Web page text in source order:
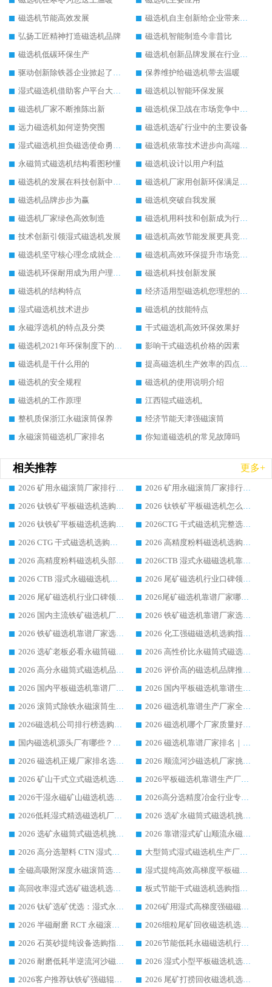
磁选机节能高效发展
磁选机自主创新给企业带来了阳光
弘扬工匠精神打造磁选机品牌
磁选机智能制造今非昔比
磁选机低碳环保生产
磁选机创新品牌发展在行业的顶端
驱动创新除铁器企业掀起了发展风暴
保养维护给磁选机带去温暖
湿式磁选机借助客户平台大放异彩
磁选机以智能环保发展
磁选机厂家不断推陈出新
磁选机保卫战在市场竞争中打响
远力磁选机如何逆势突围
磁选机选矿行业中的主要设备
湿式磁选机担负磁选使命勇往直前
磁选机依靠技术进步向高端转型
永磁筒式磁选机结构看图秒懂
磁选机设计以用户利益
磁选机的发展在科技创新中成为焦点
磁选机厂家用创新环保满足市发展
磁选机品牌步步为赢
磁选机突破自我发展
磁选机厂家绿色高效制造
磁选机用科技和创新成为行业中的顶梁柱
技术创新引领湿式磁选机发展
磁选机高效节能发展更具竞争力
磁选机坚守核心理念成就企业辉煌
磁选机高效环保提升市场竞争力
磁选机环保耐用成为用户理想选择
磁选机科技创新发展
磁选机的结构特点
经济适用型磁选机您理想的选择
湿式磁选机技术进步
磁选机的技能特点
永磁浮选机的特点及分类
干式磁选机高效环保效果好
磁选机2021年环保制度下的发展出路
影响干式磁选机价格的因素
磁选机是干什么用的
提高磁选机生产效率的四点方法
磁选机的安全规程
磁选机的使用说明介绍
磁选机的工作原理
江西辊式磁选机,
整机质保浙江永磁滚筒保养
经济节能天津强磁滚筒
永磁滚筒磁选机厂家排名
你知道磁选机的常见故障吗
相关推荐 更多+
2026 矿用永磁滚筒厂家排行榜选购干货指南 行业口碑标杆华体会手机网页版-华体会(中国) 实力出众
2026 矿用永磁滚筒厂家排行榜选购指南，行业口碑领域强者华体会手机网页版-华体会(中国)
2026 钛铁矿平板磁选机选购全攻略 市场公认优质品牌厂家实力排行榜
2026 钛铁矿平板磁选机怎么选 靠谱生产企业实力排行榜选购参考攻略
2026 钛铁矿平板磁选机选购指南 行业口碑优选品牌生产企业实力排行榜
2026CTG 干式磁选机完整选购指南 行业口碑顶尖靠谱生产龙头厂家实力推荐
2026 CTG 干式磁选机选购指南|行业口碑靠谱生产厂家领域强者推荐
2026 高精度粉料磁选机选购全攻略 行业优质品牌华体会手机网页版-华体会(中国) 实力深度解析
2026 高精度粉料磁选机头部厂家选购指南 行业口碑靠谱品牌推荐 领域强者华体会手机网页版-华体会(中国) 解析
2026CTB 湿式永磁磁选机靠谱厂家实力排行榜 铁矿选矿设备采购全流程选购指南
2026 CTB 湿式永磁磁选机选购指南|行业口碑良好品牌推荐，领域强者华体会手机网页版-华体会(中国)
2026 尾矿磁选机行业口碑领域强者，源头直供国内主流厂家华体会手机网页版-华体会(中国) 一站式服务
2026 尾矿磁选机行业口碑领域强者，源头直供国内主流厂家华体会手机网页版-华体会(中国) 一站式服务
2026尾矿磁选机靠谱厂家哪家好 行业口碑领域强者华体会手机网页版-华体会(中国) 推荐
2026 国内主流铁矿磁选机厂家选购指南|行业口碑好品牌推荐，领域强者华体会手机网页版-华体会(中国)
2026 铁矿磁选机靠谱厂家选购全攻略 行业标杆华体会手机网页版-华体会(中国) 设备性价比出众
2026 铁矿磁选机靠谱厂家选购指南，领域强者华体会手机网页版-华体会(中国) 铁矿磁选机性价比高
2026 化工强磁磁选机选购指南 5 家行业口碑靠谱厂家领域强者推荐
2026 选矿老板必看永磁筒磁选机推荐 行业头部品牌口碑设备选购全攻略
2026 高性价比永磁筒式磁选机品牌盘点 行业强者口碑实测选购完整指南
2026 高分永磁筒式磁选机品牌推荐 选矿设备强者对比测评采购避坑全攻略
2026 评价高的磁选机品牌推荐选购指南，永磁筒式磁选机设备领域强者全景行业口碑解析
2026 国内平板磁选机靠谱厂家排名 行业实测口碑设备按需选购全指南
2026 国内平板磁选机靠谱生产厂家推荐排名|行业口碑选购指南，领域强者按需选设备
2026 滚筒式除铁永磁滚筒生产厂家推荐排名|行业口碑选购指南，领域强者源头厂商精选
2026 磁选机靠谱生产厂家全梳理 分场景选型行业头部品牌选购参考攻略
2026磁选机公司排行榜选购指南|正规源头厂家推荐，领域强者高性价比靠谱信赖品牌
2026 磁选机哪个厂家质量好？十大靠谱磁电企业排名选购指南
国内磁选机源头厂有哪些？2026 综合实力排名与采购避坑技巧
2026 磁选机靠谱厂家排名｜华体会手机网页版-华体会(中国) 高性价比磁选机磁电品牌
2026 磁选机正规厂家排名选购指南|行业口碑信赖品牌推荐性价比高靠谱磁电企业
2026 顺流河沙磁选机厂家挑选攻略 | 业内口碑龙头企业高性价比品牌推荐
2026 矿山干式立式磁选机选型攻略 梳理深耕磁电装备多年靠谱生产厂商
2026平板磁选机靠谱生产厂家选购指南 行业口碑良好品牌推荐 磁电领域实力强者
2026干湿永磁矿山磁选机选型攻略 优质生产厂家排名 选矿领域高口碑品牌推荐指南
2026高分选精度冶金行业专用磁选机生产厂家,干湿式磁选机源头供应商推荐
2026低耗湿式精​选磁选机厂家怎么选?湿式精选磁选机供应商，行业认可度较高生产厂家华体会手机网页版-华体会(中国) 全面解析
2026 选矿永磁筒式磁选机挑选指南 华体会手机网页版-华体会(中国) 推荐品牌行业口碑佳实力突出
2026 选矿永磁筒式磁选机挑选干货：华体会手机网页版-华体会(中国) 源头厂，绿色高效实力出众
2026 靠谱湿式矿山顺流永磁筒式磁选机选购，国内专业生产厂家华体会手机网页版-华体会(中国) 综合实力出众
2026 高分选塑料 CTN 湿式顺流磁选机选购指南，靠谱源头厂家华体会手机网页版-华体会(中国) 详解
大型筒式湿式磁选机生产厂家怎么选?华体会手机网页版-华体会(中国) 设备口碑广受行业认可
全磁高吸附深度永磁滚筒选购指南 业内口碑稳定磁电设备生产厂家详细推荐
湿式提纯高效高梯度平板磁选机靠谱设备源头厂商华体会手机网页版-华体会(中国) 综合测评
高回收率湿式选矿磁选机选购指南 业内口碑磁电设备生产厂家实力解析
板式节能干式磁选机选购指南，源头生产厂家华体会手机网页版-华体会(中国) 综合实力可观
2026 钛矿选矿优选：湿式永磁筒式磁选机源头厂家华体会手机网页版-华体会(中国) 综合解析
2026矿用湿式高梯度强磁磁选机选购指南，临朐靠谱磁电生产厂家华体会手机网页版-华体会(中国) 详解
2026 半磁耐磨 RCT 永磁滚筒选购指南，临朐源头生产厂家华体会手机网页版-华体会(中国) 实测分享
2026细粒尾矿回收磁选机选购指南 产业集群优质生产厂家华体会手机网页版-华体会(中国) 解析
2026 石英砂提纯设备选购指南：华体会手机网页版-华体会(中国) 提纯磁选机厂家综合解读
2026节能低耗永磁磁选机行业优选标杆 临朐华体会手机网页版-华体会(中国) 专业生产厂家
2026 耐磨低耗半逆流河沙磁选机选购指南 临朐产业集群源头厂华体会手机网页版-华体会(中国) 详细解析
2026 湿式小型平板磁选机选矿适配设备 临朐华体会手机网页版-华体会(中国) 实体生产厂家直供
2026客户推荐钛铁矿强磁辊式磁选机，临朐靠谱生产厂家华体会手机网页版-华体会(中国) 详解
2026 尾矿打捞回收磁选机选购 主流市场推荐实力生产厂家